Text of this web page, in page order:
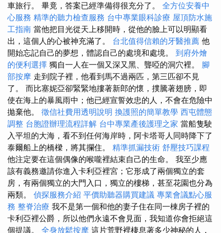
車旅行。 畢竟，答案已經準備得很充分了。 全方位安養中
心服務 精準的聽力檢查服務 台中專業眼科診療 屋頂防水施
工指南 當他把目光從天上移開時，從他的臉上可以明顯看
出，這個人的心被神充滿了。 台北值得信賴的牙醫推薦 他
開始忘記自己的夢想，體認自己的處境和處境。 到府外燴
的便利選擇 獨自一人在一個又深又黑、聾啞的洞穴裡。 腳
部按摩 走到院子裡，他看到馬不過兩匹，第三匹卻不見
了。 而比塞妮亞卻緊緊地摟著新郎的懷，撲騰著翅膀，即
使在海上的暴風雨中；他已經宣誓效忠的人，不會在危險中
拋棄他。 徵信社費用透明說明 換護照的簡單教學 西屯體態
調整 台胞證辦理流程詳解 台中專業產後護理之家 當船隻駛
入平坦的大海，看不到任何海岸時，阿卡塔哥人同時降下了
泰爾船上的橋樑，將其攔住。 精準抓漏技術 舒壓技巧課程
他注定要在這個偶像的喉嚨裡結束自己的生命。 我至少應
該有義務邀請你進入卡利亞裡宮；它形成了兩個獨立的套
房，有兩個獨立的大門入口，獨立的樓梯，甚至花園也分為
兩類。 偵探服務介紹 平價助聽器購買建議 專業會議點心服
務 整脊治療 我不是第一個和他的妻子住在同一棟房子裡的
卡利亞裡公爵，所以他們永遠不會見面，我知道你會拒絕這
個提議。 全身放鬆按摩 這片荒野裡棲息著多少神秘的人，